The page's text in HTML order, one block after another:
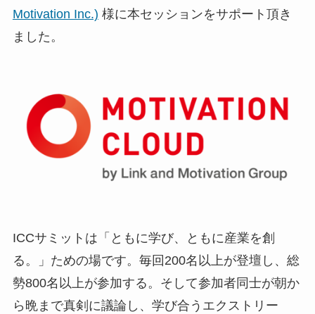
Motivation Inc.) 様に本セッションをサポート頂き
ました。
ICCサミットは「ともに学び、ともに産業を創
る。」ための場です。毎回200名以上が登壇し、総
勢800名以上が参加する。そして参加者同士が朝か
ら晩まで真剣に議論し、学び合うエクストリー